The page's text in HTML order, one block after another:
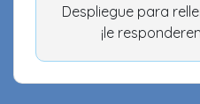
Despliegue para
¡le